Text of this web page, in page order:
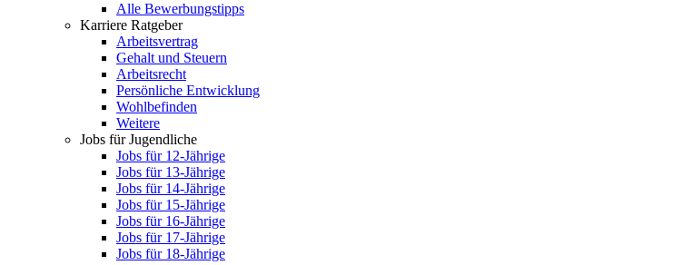
Alle Bewerbungstipps
Karriere Ratgeber
Arbeitsvertrag
Gehalt und Steuern
Arbeitsrecht
Persönliche Entwicklung
Wohlbefinden
Weitere
Jobs für Jugendliche
Jobs für 12-Jährige
Jobs für 13-Jährige
Jobs für 14-Jährige
Jobs für 15-Jährige
Jobs für 16-Jährige
Jobs für 17-Jährige
Jobs für 18-Jährige